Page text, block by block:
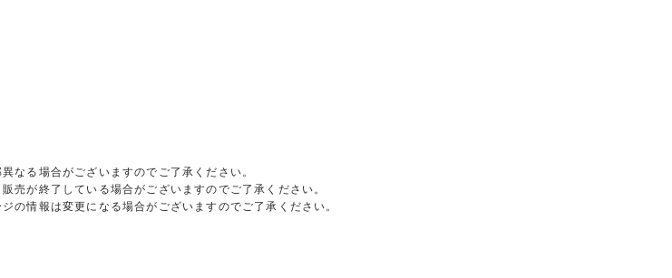
なる場合がございますのでご了承ください。
売が終了している場合がございますのでご了承ください。
の情報は変更になる場合がございますのでご了承ください。